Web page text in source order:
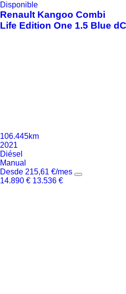
Disponible
Renault Kangoo Combi
Life Edition One 1.5 Blue
106.445km
2021
Diésel
Manual
Desde 215,61 €/mes
14.890 € 13.536 €